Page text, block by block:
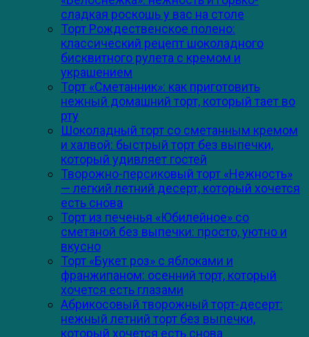
сладкая роскошь у вас на столе
Торт Рождественское полено:
классический рецепт шоколадного
бисквитного рулета с кремом и
украшением
Торт «Сметанник»: как приготовить
нежный домашний торт, который тает во
рту
Шоколадный торт со сметанным кремом
и халвой: быстрый торт без выпечки,
который удивляет гостей
Творожно-персиковый торт «Нежность»
— легкий летний десерт, который хочется
есть снова
Торт из печенья «Юбилейное» со
сметаной без выпечки: просто, уютно и
вкусно
Торт «Букет роз» с яблоками и
франжипаном: осенний торт, который
хочется есть глазами
Абрикосовый творожный торт-десерт:
нежный летний торт без выпечки,
который хочется есть снова